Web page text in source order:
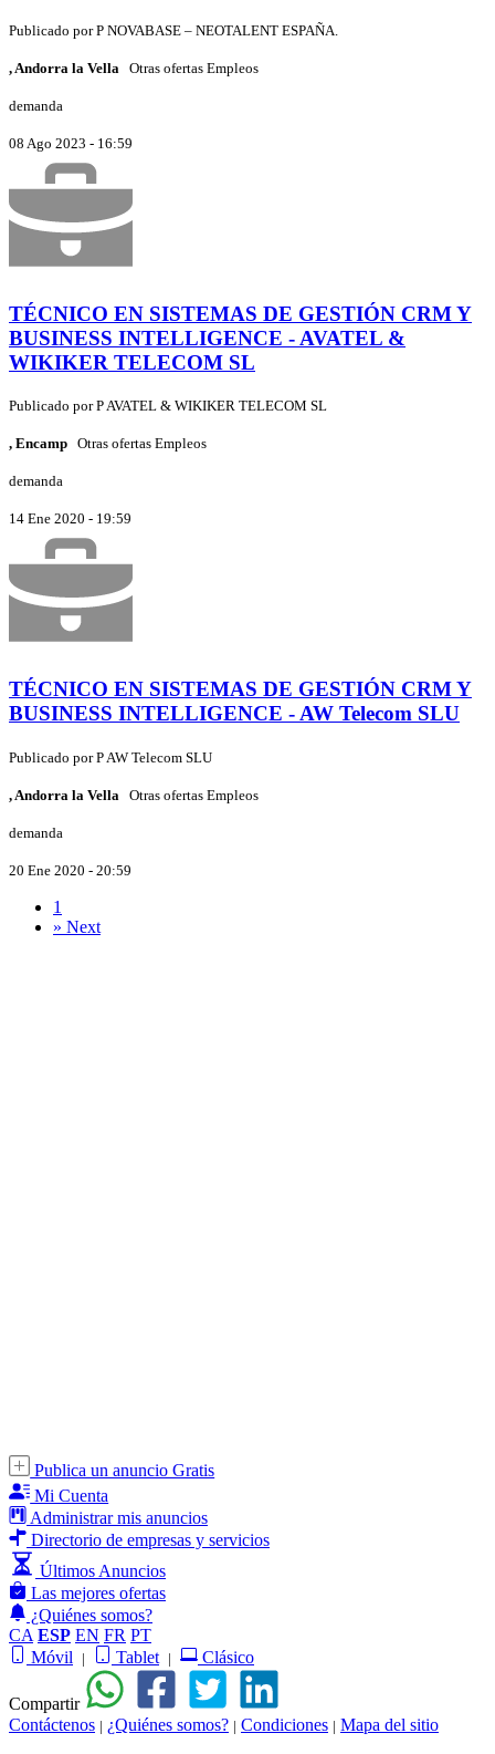
Publicado porP NOVABASE – NEOTALENT ESPAÑA.
, Andorra la Vella Otras ofertas Empleos
demanda
08 Ago 2023 - 16:59
TÉCNICO EN SISTEMAS DE GESTIÓN CRM Y
BUSINESS INTELLIGENCE - AVATEL &
WIKIKER TELECOM SL
Publicado porPAVATEL & WIKIKER TELECOM SL
, Encamp Otras ofertas Empleos
demanda
14 Ene 2020 - 19:59
TÉCNICO EN SISTEMAS DE GESTIÓN CRM Y
BUSINESS INTELLIGENCE - AW Telecom SLU
Publicado porP AW Telecom SLU
, Andorra la Vella Otras ofertas Empleos
demanda
20 Ene 2020 - 20:59
1
» Next
Publica un anuncio Gratis
Mi Cuenta
Administrar mis anuncios
Directorio de empresas y servicios
Últimos Anuncios
Las mejores ofertas
¿Quiénes somos?
CA ESP EN FR PT
Móvil
| Tablet | Clásico
Compartir
Contáctenos | ¿Quiénes somos? | Condiciones | Mapa del sitio